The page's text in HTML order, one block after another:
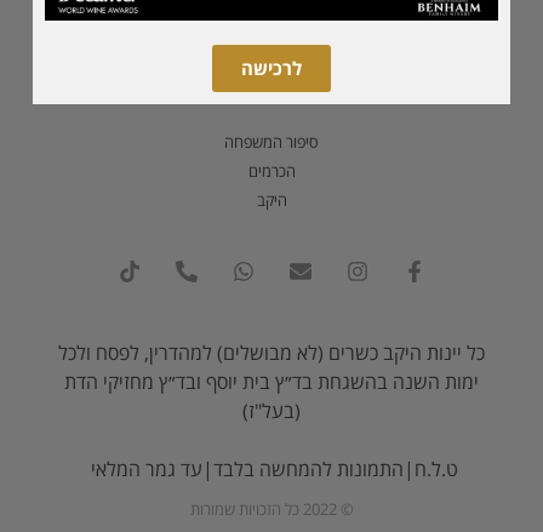
אודות
סיפור המשפחה
הכרמים
היקב
כל יינות היקב כשרים (לא מבושלים) למהדרין, לפסח ולכל
ימות השנה בהשגחת בד״ץ בית יוסף ובד״ץ מחזיקי הדת
(בעל"ז)
ט.ל.ח|התמונות להמחשה בלבד|עד גמר המלאי
© 2022 כל הזכויות שמורות
לרכישה